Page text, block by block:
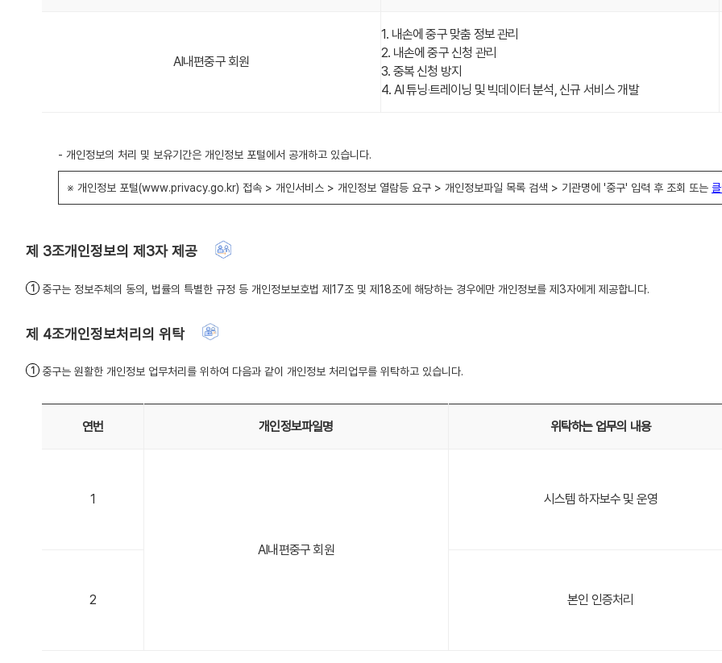
AI내편중구 회원
1. 내손에 중구 맞춤 정보 관리
2. 내손에 중구 신청 관리
3. 중복 신청 방지
4. AI 튜닝‧트레이닝 및 빅데이터 분석, 신규 서비스 개발
- 개인정보의 처리 및 보유기간은 개인정보 포털에서 공개하고 있습니다.
※ 개인정보 포털(www.privacy.go.kr) 접속 > 개인서비스 > 개인정보 열람등 요구 > 개인정보파일 목록 검색 > 기관명에 '중구' 입력 후 조회 또는
개인정보의 제3자 제공
중구는 정보주체의 동의, 법률의 특별한 규정 등 개인정보보호법 제17조 및 제18조에 해당하는 경우에만 개인정보를 제3자에게 제공합니다.
개인정보처리의 위탁
중구는 원활한 개인정보 업무처리를 위하여 다음과 같이 개인정보 처리업무를 위탁하고 있습니다.
연번 개인정보파일명 위탁하는 업무의 내용
1
AI내편중구 회원
시스템 하자보수 및 운영
2 본인 인증처리